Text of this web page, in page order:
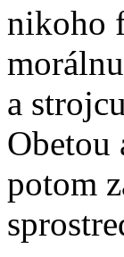
nikoho
a
Obetou
potom